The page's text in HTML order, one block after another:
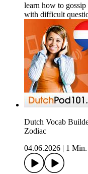
learn how to gossip
with difficult
Dutch Vocab
Zodiac
04.06.2026 | 1 Min.